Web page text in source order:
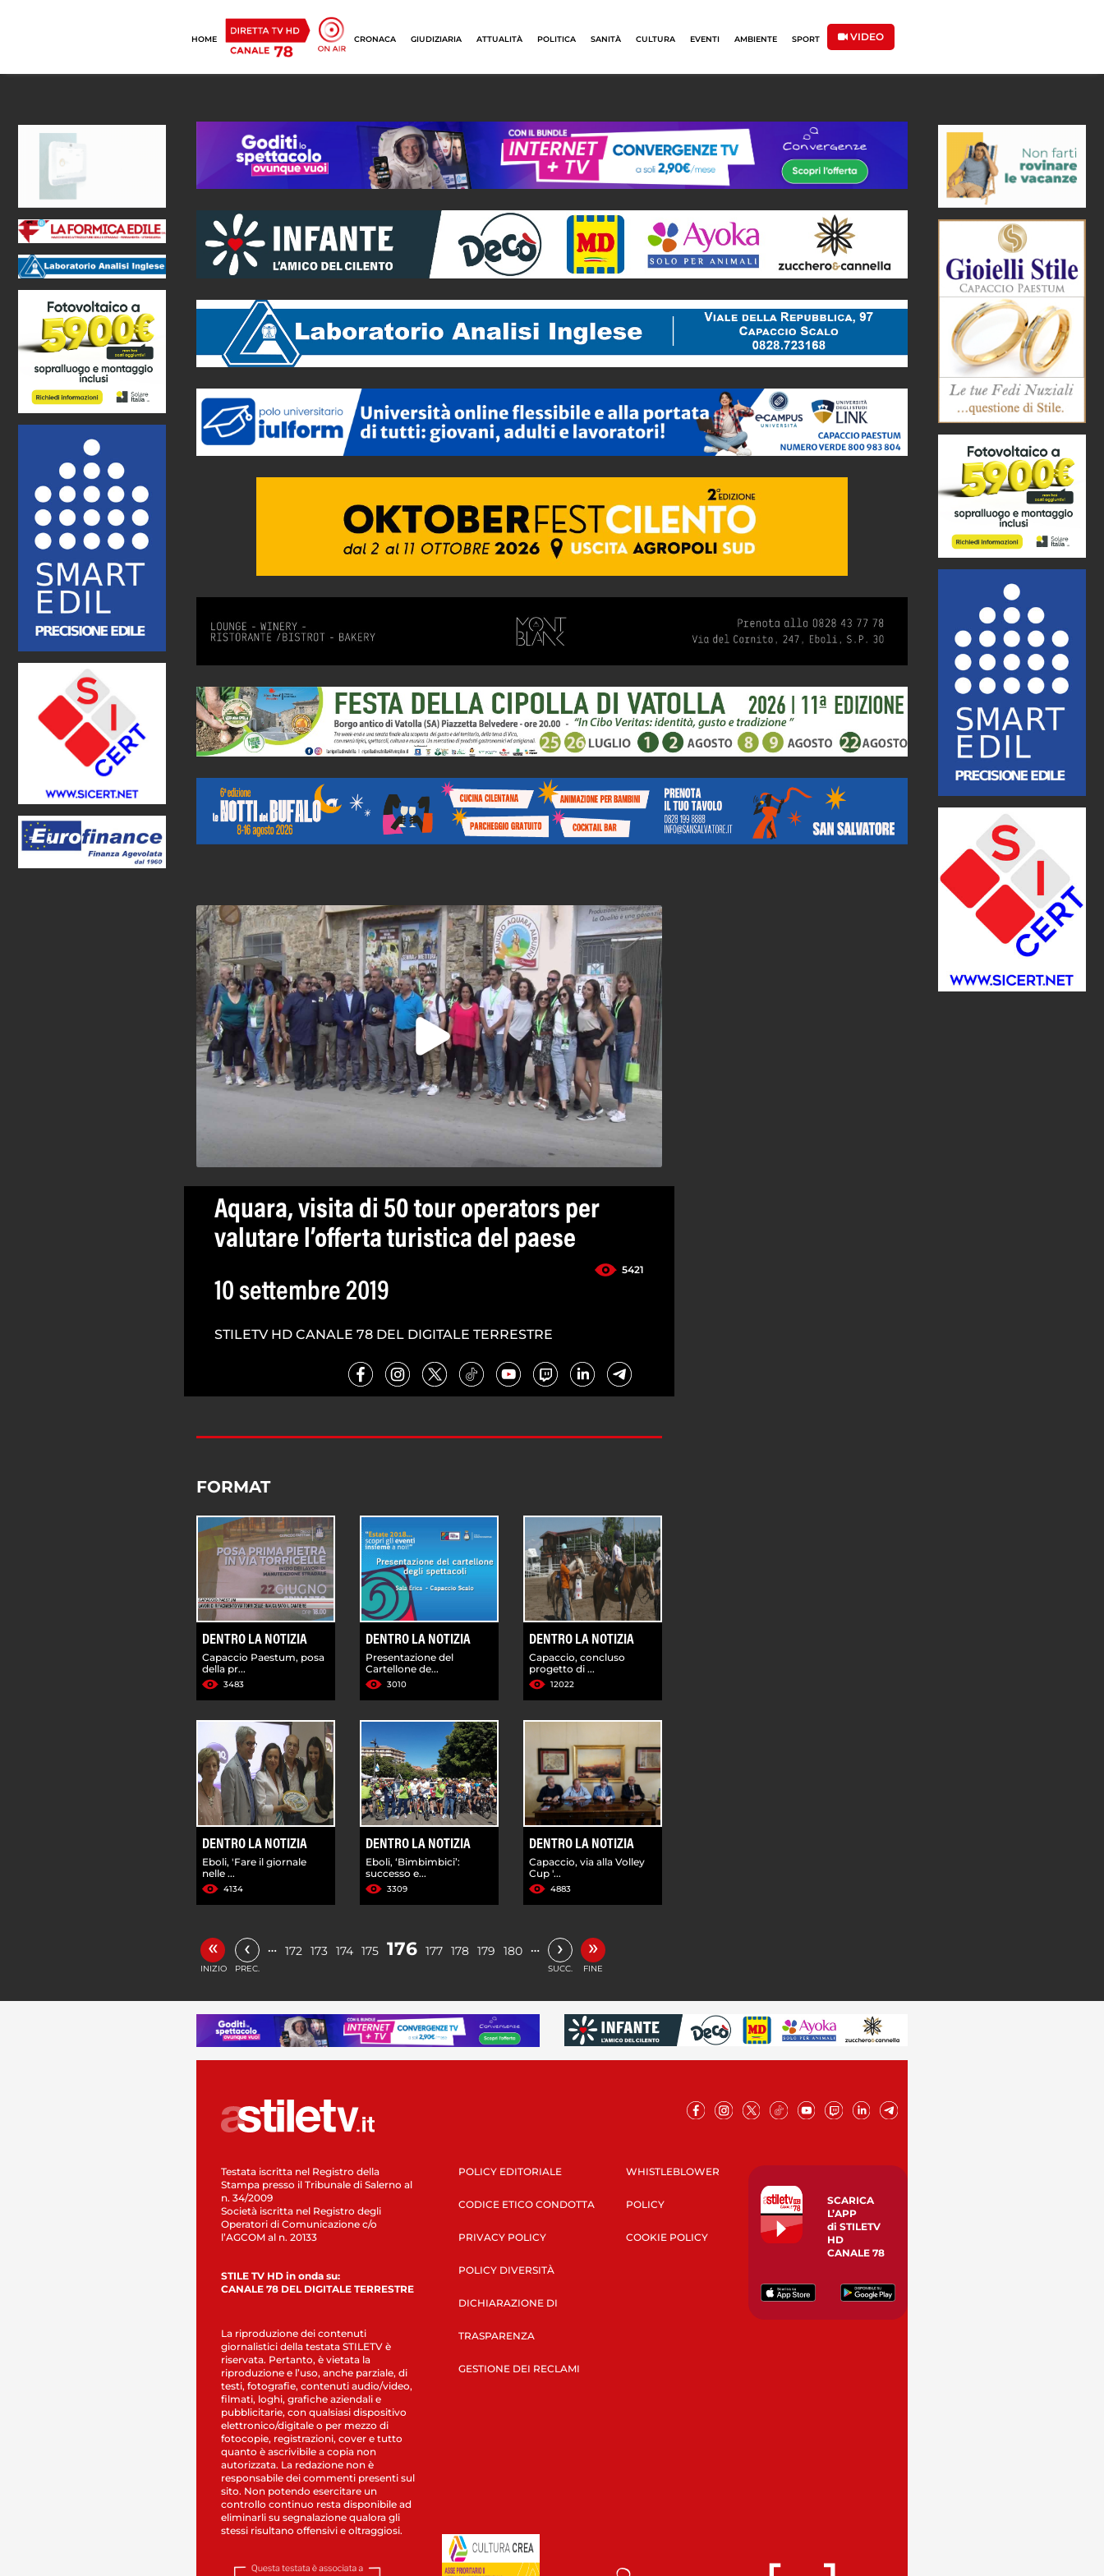
HOME CRONACA GIUDIZIARIA ATTUALITÀ POLITICA SANITÀ CULTURA EVENTI AMBIENTE SPORT VIDEO
Aquara, visita di 50 tour operators per
valutare l’offerta turistica del paese
5421
10 settembre 2019
STILETV HD CANALE 78 DEL DIGITALE TERRESTRE
FORMAT
DENTRO LA NOTIZIA
Capaccio Paestum, posa
della pr...
3483
DENTRO LA NOTIZIA
Presentazione del
Cartellone de...
3010
DENTRO LA NOTIZIA
Capaccio, concluso
progetto di ...
12022
DENTRO LA NOTIZIA
Eboli, 'Fare il giornale
nelle ...
4134
DENTRO LA NOTIZIA
Eboli, ‘Bimbimbici’:
successo e...
3309
DENTRO LA NOTIZIA
Capaccio, via alla Volley
Cup '...
4883
«
INIZIO
‹
PREC.
… 172 173 174 175 176 177 178 179 180 … ›
SUCC.
»
FINE
Testata iscritta nel Registro della
Stampa presso il Tribunale di Salerno al
n. 34/2009
Società iscritta nel Registro degli
Operatori di Comunicazione c/o
l’AGCOM al n. 20133
STILE TV HD in onda su:
CANALE 78 DEL DIGITALE TERRESTRE
La riproduzione dei contenuti
giornalistici della testata STILETV è
riservata. Pertanto, è vietata la
riproduzione e l’uso, anche parziale, di
testi, fotografie, contenuti audio/video,
filmati, loghi, grafiche aziendali e
pubblicitarie, con qualsiasi dispositivo
elettronico/digitale o per mezzo di
fotocopie, registrazioni, cover e tutto
quanto è ascrivibile a copia non
autorizzata. La redazione non è
responsabile dei commenti presenti sul
sito. Non potendo esercitare un
controllo continuo resta disponibile ad
eliminarli su segnalazione qualora gli
stessi risultano offensivi e oltraggiosi.
POLICY EDITORIALE
CODICE ETICO CONDOTTA
PRIVACY POLICY
POLICY DIVERSITÀ
DICHIARAZIONE DI
TRASPARENZA
GESTIONE DEI RECLAMI
WHISTLEBLOWER
POLICY
COOKIE POLICY
SCARICA
L’APP
di STILETV
HD
CANALE 78